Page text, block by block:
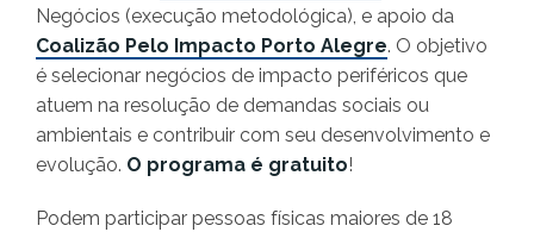
Negócios (execução metodológica), e apoio da
Coalizão Pelo Impacto Porto Alegre. O objetivo
é selecionar negócios de impacto periféricos que
atuem na resolução de demandas sociais ou
ambientais e contribuir com seu desenvolvimento e
evolução. O programa é gratuito!
Podem participar pessoas físicas maiores de 18